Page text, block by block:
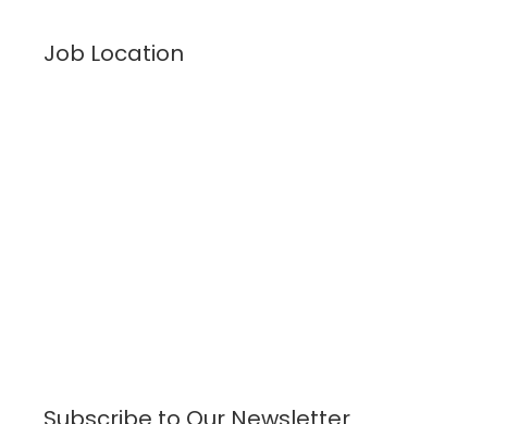
Job Location